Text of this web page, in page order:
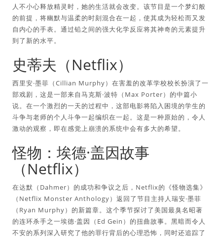
人不小心释放精灵时，她的生活就会改变。该节目是一个梦幻般
的前提，将幽默与温柔的时刻混合在一起，使其成为轻松而又发
自内心的手表。通过铅之间的强大化学反应将其神奇的元素提升
到了新的水平。
史蒂夫（Netflix）
西里安·墨菲（Cillian Murphy）在害羞的改革学校校长扮演了一
部戏剧，这是一部来自马克斯·波特（Max Porter）的中篇小
说。在一个激烈的一天的过程中，这部电影将陷入困境的学生的
斗争与老师的个人斗争一起编织在一起。这是一种原始的，令人
激动的观察，即在感觉上崩溃的系统中会有多大的希望。
怪物：埃德·盖因故事
（Netflix）
在达默（Dahmer）的成功和争议之后，Netflix的《怪物选集》
（Netflix Monster Anthology）返回了节目主持人瑞安·墨菲
（Ryan Murphy）的新篇章。这个季节探讨了美国最臭名昭著
的连环杀手之一埃德·盖因（Ed Gein）的扭曲故事。黑暗而令人
不安的系列深入研究了他的罪行背后的心理恐怖，同时还追踪了